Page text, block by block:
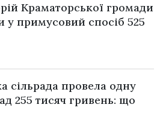
Краматорської громади
у примусовий спосіб 525
сільрада провела одну
255 тисяч гривень: що